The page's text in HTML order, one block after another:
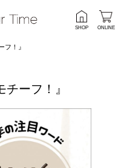
SHOP ONLINE
フ！』
ーフ！』